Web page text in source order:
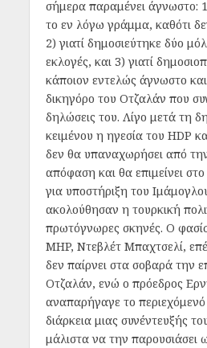
σήμερα παραμένει άγνωστο:
το εν λόγω γράμμα, καθότι
2) γιατί δημοσιεύτηκε δύο
εκλογές, και 3) γιατί
κάποιον εντελώς άγνωστο
δικηγόρο του Οτζαλάν που
δηλώσεις του. Λίγο μετά τη
κειμένου η ηγεσία του HDP
δεν θα υπαναχωρήσει από
απόφαση και θα επιμείνει
για υποστήριξη του
ακολούθησαν η τουρκική
πρωτόγνωρες σκηνές. Ο
MHP, Ντεβλέτ Μπαχτσελί,
δεν παίρνει στα σοβαρά την
Οτζαλάν, ενώ ο πρόεδρος
αναπαρήγαγε το
διάρκεια μιας συνέντευξής
μάλιστα να την παρουσιάσει